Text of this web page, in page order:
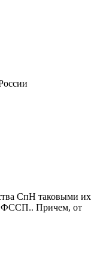
СпН таковыми их
ФССП.. Причем, от